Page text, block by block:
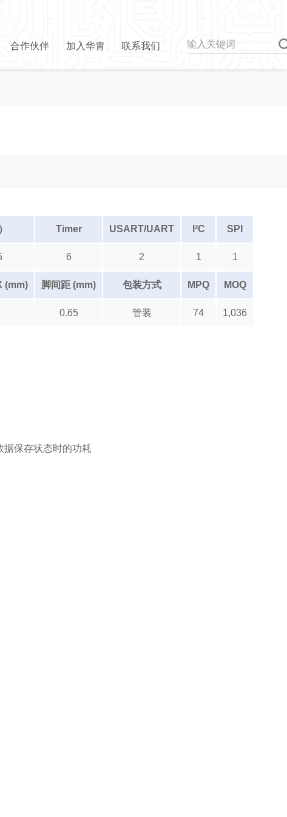
合作伙伴 加入华胄 联系我们
Timer USART/UART I²C SPI
6 2 1 1
(mm) 脚间距 (mm) 包装方式 MPQ MOQ
0.65 管装 74 1,036
据保存状态时的功耗